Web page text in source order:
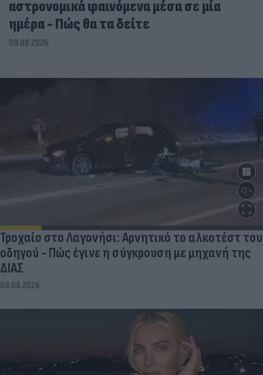
αστρονομικά φαινόμενα μέσα σε μία
ημέρα - Πώς θα τα δείτε
09.08.2026
Τροχαίο στο Λαγονήσι: Αρνητικό το αλκοτέστ του
οδηγού - Πώς έγινε η σύγκρουση με μηχανή της
ΔΙΑΣ
09.08.2026